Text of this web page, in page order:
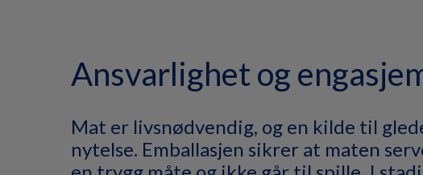
Ansvarlighet og
Mat er livsnødvendig, og en kilde til
nytelse. Emballasjen sikrer at maten